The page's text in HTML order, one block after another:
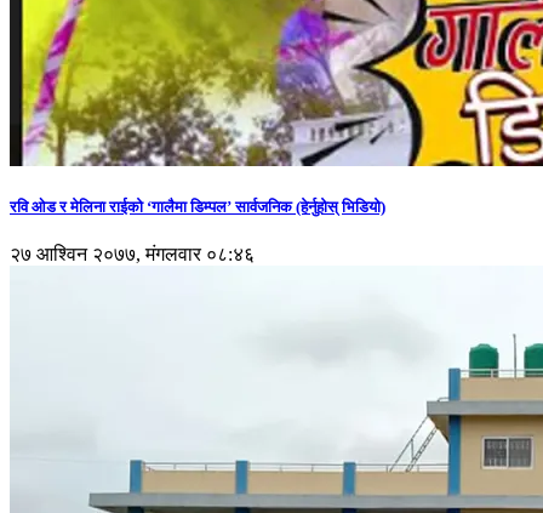
रवि ओड र मेलिना राईको ‘गालैमा डिम्पल’ सार्वजनिक (हेर्नुहोस् भिडियो)
२७ आश्विन २०७७, मंगलवार ०८:४६